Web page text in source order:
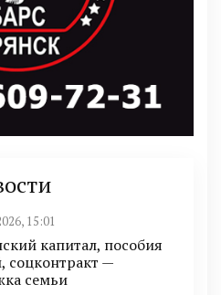
15:01
капитал, пособия
соцконтракт —
семьи